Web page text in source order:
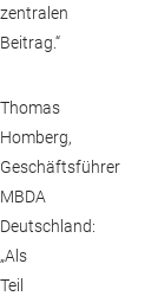
zentralen
Beitrag.“
Thomas
Homberg,
Geschäftsführer
MBDA
Deutschland:
„Als
Teil